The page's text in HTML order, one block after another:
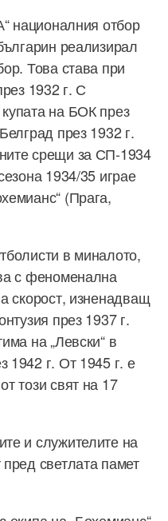
националния отбор
реализирал
Това става при
1932 г. С
на БОК през
през 1932 г.
срещи за СП-1934
1934/35 играе
(Прага,
в миналото,
с феноменална
скорост, изненадващ
през 1937 г.
на „Левски“ в
1942 г. От 1945 г. е
този свят на 17
и служителите на
светлата памет